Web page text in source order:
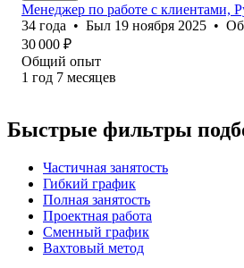
Менеджер по работе с клиентами,
34 года • Был 19 ноября 2025 •
30 000 ₽
Общий опыт
1 год 7 месяцев
Быстрые фильтры
Частичная занятость
Гибкий график
Полная занятость
Проектная работа
Сменный график
Вахтовый метод